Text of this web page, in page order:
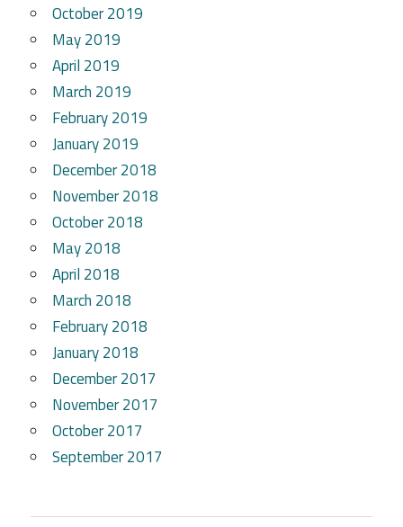
October 2019
May 2019
April 2019
March 2019
February 2019
January 2019
December 2018
November 2018
October 2018
May 2018
April 2018
March 2018
February 2018
January 2018
December 2017
November 2017
October 2017
September 2017